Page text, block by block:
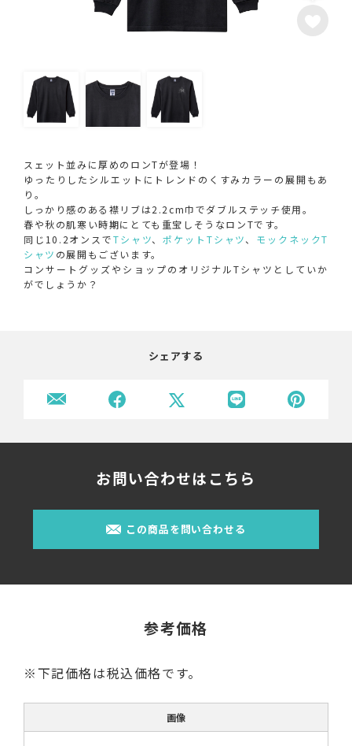
スェット並みに厚めのロンTが登場！
ゆったりしたシルエットにトレンドのくすみカラーの展開もあ
り。
しっかり感のある襟リブは2.2cm巾でダブルステッチ使用。
春や秋の肌寒い時期にとても重宝しそうなロンTです。
同じ10.2オンスでTシャツ、ポケットTシャツ、 モックネックT
シャツ の展開もございます。
コンサートグッズやショップのオリジナルTシャツとしていか
がでしょうか？
シェアする
お問い合わせはこちら
この商品を問い合わせる
参考価格
※下記価格は税込価格です。
画像